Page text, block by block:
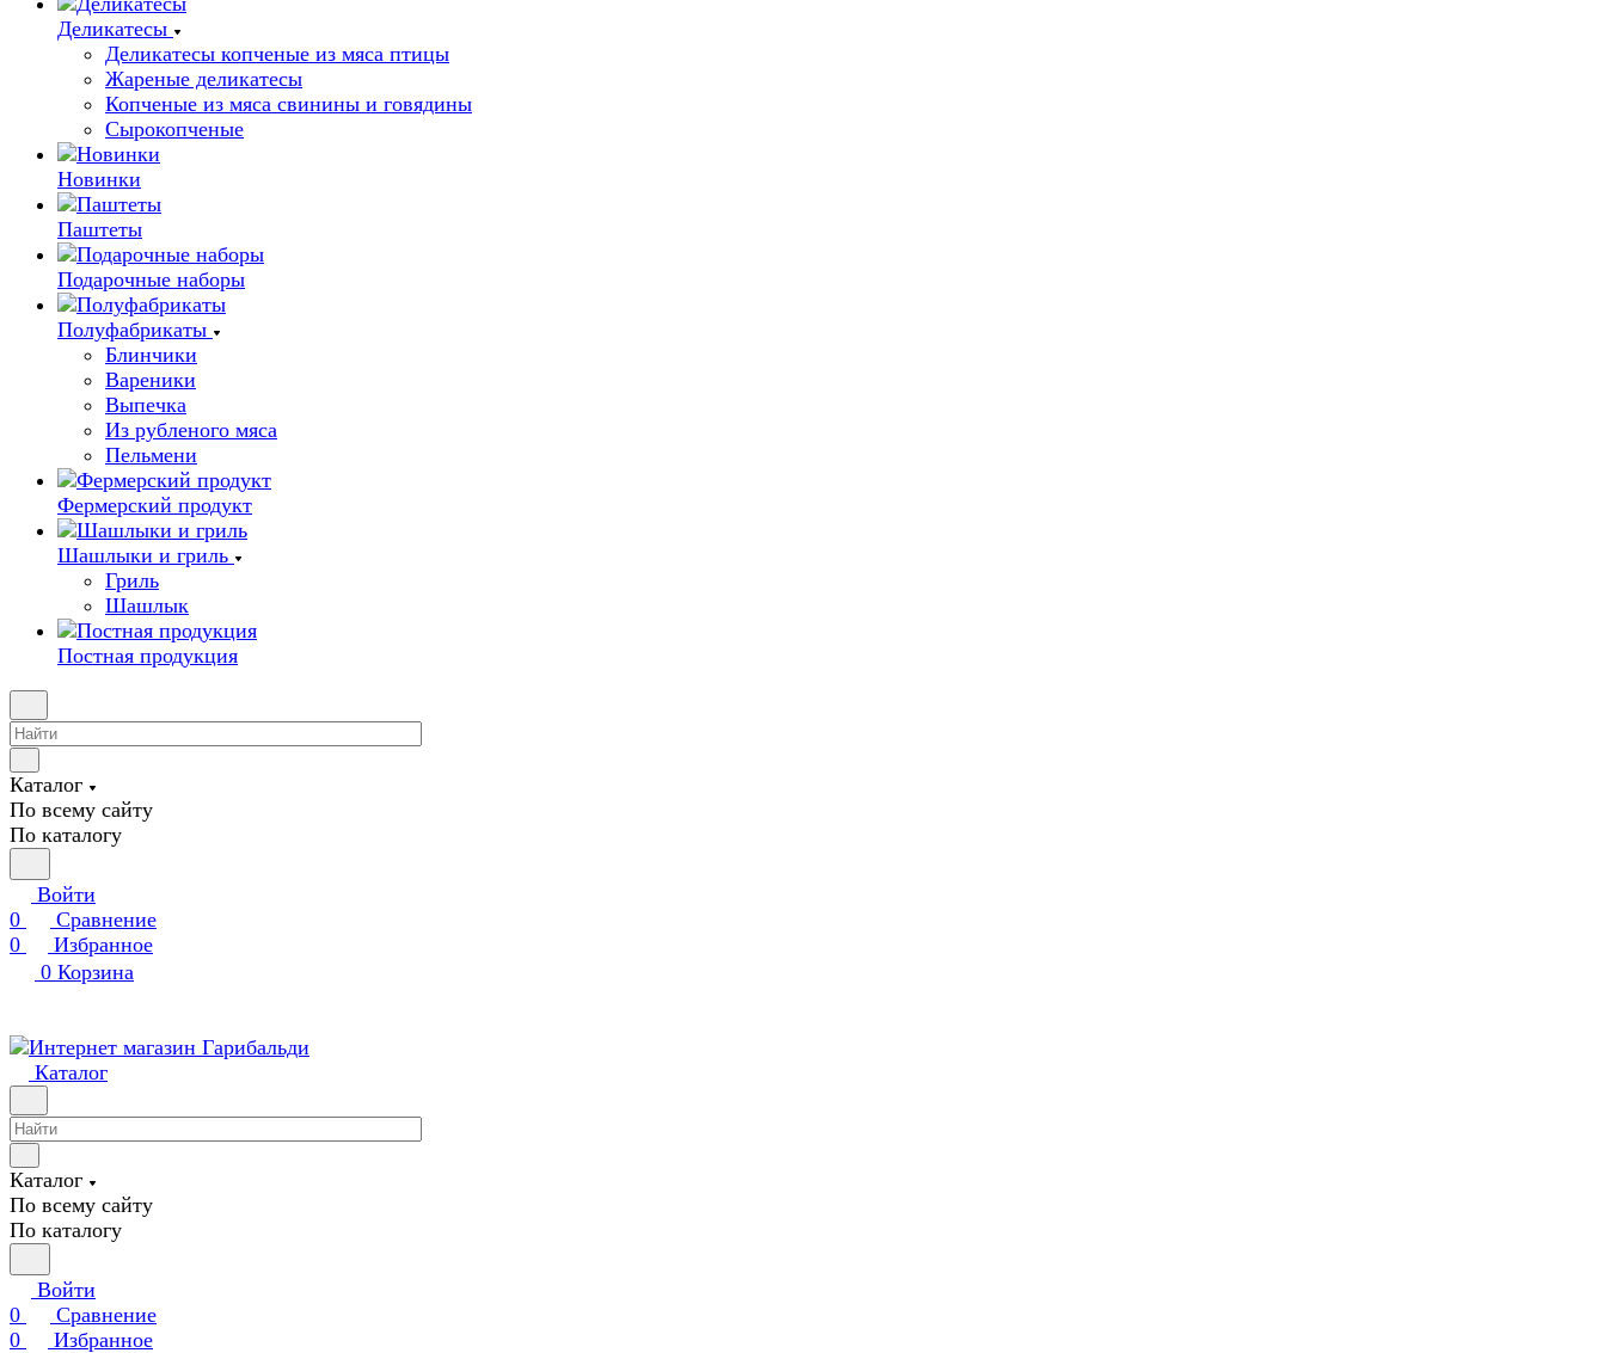
Деликатесы
Деликатесы копченые из мяса птицы
Жареные деликатесы
Копченые из мяса свинины и говядины
Сырокопченые
Новинки
Паштеты
Подарочные наборы
Полуфабрикаты
Блинчики
Вареники
Выпечка
Из рубленого мяса
Пельмени
Фермерский продукт
Шашлыки и гриль
Гриль
Шашлык
Постная продукция
Каталог
По всему сайту
По каталогу
Войти
0
Сравнение
0
Избранное
0 Корзина
Каталог
Каталог
По всему сайту
По каталогу
Войти
0
Сравнение
0
Избранное